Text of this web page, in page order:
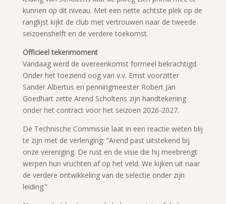
kunnen op dit niveau. Met een nette achtste plek op de
ranglijst kijkt de club met vertrouwen naar de tweede
seizoenshelft en de verdere toekomst.
Officieel tekenmoment
Vandaag werd de overeenkomst formeel bekrachtigd.
Onder het toeziend oog van v.v. Emst voorzitter
Sander Albertus en penningmeester Robert Jan
Goedhart zette Arend Scholtens zijn handtekening
onder het contract voor het seizoen 2026-2027.
De Technische Commissie laat in een reactie weten blij
te zijn met de verlenging: “Arend past uitstekend bij
onze vereniging. De rust en de visie die hij meebrengt
werpen hun vruchten af op het veld. We kijken uit naar
de verdere ontwikkeling van de selectie onder zijn
leiding.”